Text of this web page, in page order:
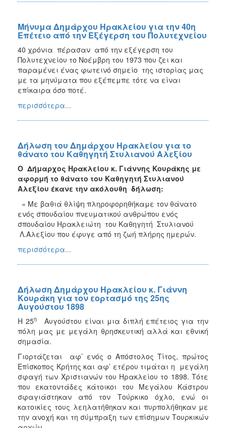
Μήνυμα Δημάρχου Ηρακλείου για την 40η
Επέτειο από την Εξέγερση του Πολυτεχνείου
40 χρό­νια πέρασαν α­πό την ε­ξέ­γερ­ση του
Πολυτεχνείου το Νο­έμ­βρη του 1973 που ζει και
παραμένει ένας φωτεινό σημείο της ιστορίας μας
με τα μηνύματα που εξέπεμπε τότε να είναι
επίκαιρα όσο ποτέ.
περισσότερα...
Δήλωση του Δημάρχου Ηρακλείου για το
θάνατο του Καθηγητή Στυλιανού Αλεξίου
Ο Δήμαρχος Ηρακλείου κ. Γιάννης Κουράκης με
αφορμή το θάνατο του Καθηγητή Στυλιανού
Αλεξίου έκανε την ακόλουθη δήλωση:
« Με βαθιά θλίψη πληροφορηθήκαμε τον θάνατο
ενός σπουδαίου πνευματικού ανθρώπου ενός
σπουδαίου Ηρακλειώτη του Καθηγητή Στυλιανού
Λ.Αλεξίου που έφυγε από τη ζωή πλήρης ημερών.
περισσότερα...
Δήλωση Δημάρχου Ηρακλείου κ. Γιάννη
Κουράκη για τον εορτασμό της 25ης
Αυγούστου 1898
Η 25η
Αυγούστου είναι μια διπλή επέτειος για την
πόλη μας με μεγάλη θρησκευτική αλλά και εθνική
σημασία.
Γιορτάζεται αφ’ ενός ο Απόστολος Τίτος, πρώτος
Επίσκοπος Κρήτης και αφ’ ετέρου τιμάται η μεγάλη
σφαγή των Χριστιανών του Ηρακλείου το 1898. Τότε
που εκατοντάδες κάτοικοι του Μεγάλου Κάστρου
σφαγιάστηκαν από τον Τούρκικο όχλο, ενώ οι
κατοικίες τους λεηλατήθηκαν και πυρπολήθηκαν με
την ανοχή και τη σύμπραξη των επίσημων Τουρκικών